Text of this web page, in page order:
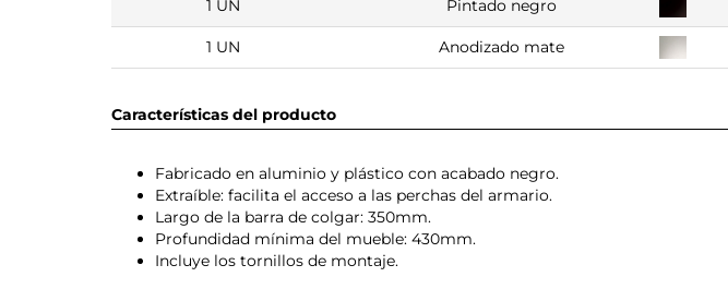
1 UN
Pintado negro
1 UN Anodizado mate
Características del producto
Fabricado en aluminio y plástico con acabado negro.
Extraíble: facilita el acceso a las perchas del armario.
Largo de la barra de colgar: 350mm.
Profundidad mínima del mueble: 430mm.
Incluye los tornillos de montaje.